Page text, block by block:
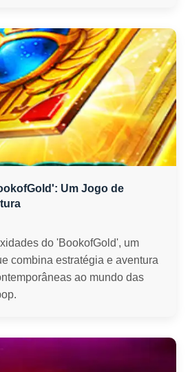
Um Jogo de
do 'BookofGold', um
combina estratégia e aventura
ao mundo das